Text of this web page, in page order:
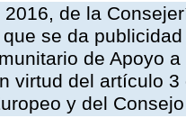
2016, de la
se da
de Apoyo
virtud del artículo
y del Consejo